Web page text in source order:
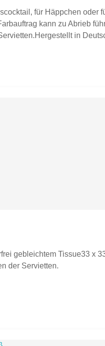
für Häppchen oder
kann zu Abrieb
in
gebleichtem Tissue33 x
der Servietten.